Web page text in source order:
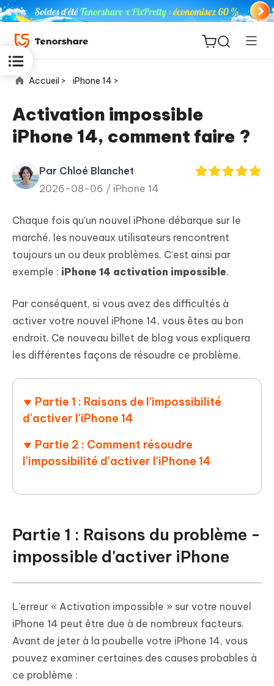
for iOS
PDNob
Editor
iAnyGo
Accueil > iPhone 14 >
Activation impossible
iPhone 14, comment faire ?
Par Chloé Blanchet
2026-08-06 / iPhone 14
Chaque fois qu'un nouvel iPhone débarque sur le
marché, les nouveaux utilisateurs rencontrent
toujours un ou deux problèmes. C’est ainsi par
exemple : iPhone 14 activation impossible.
Par conséquent, si vous avez des difficultés à
activer votre nouvel iPhone 14, vous êtes au bon
endroit. Ce nouveau billet de blog vous expliquera
les différentes façons de résoudre ce problème.
Partie 1 : Raisons de l'impossibilité
d'activer l'iPhone 14
Partie 2 : Comment résoudre
l'impossibilité d'activer l'iPhone 14
Partie 1 : Raisons du problème -
impossible d'activer iPhone
L'erreur « Activation impossible » sur votre nouvel
iPhone 14 peut être due à de nombreux facteurs.
Avant de jeter à la poubelle votre iPhone 14, vous
pouvez examiner certaines des causes probables à
ce problème :